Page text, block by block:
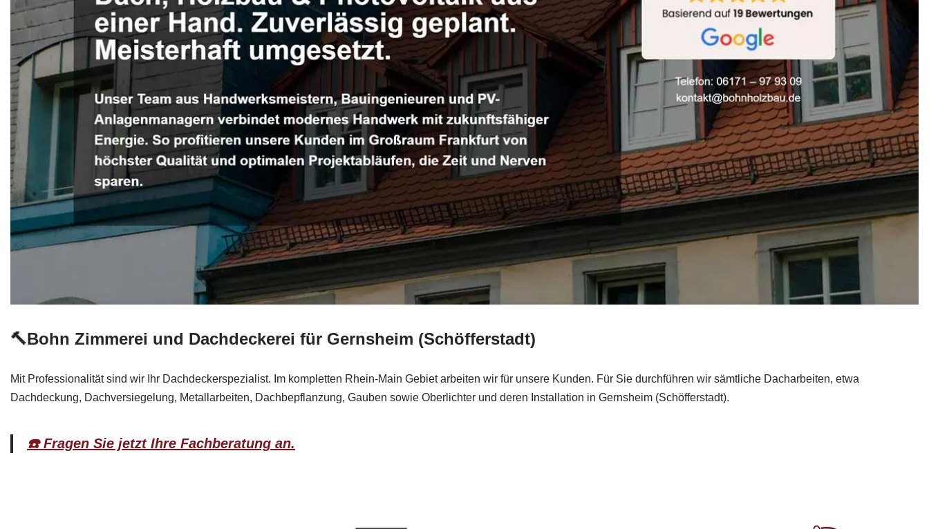
🔨Bohn Zimmerei und Dachdeckerei für Gernsheim (Schöfferstadt)
Mit Professionalität sind wir Ihr Dachdeckerspezialist. Im kompletten Rhein-Main Gebiet arbeiten wir für unsere Kunden. Für Sie durchführen wir sämtliche Dacharbeiten, etwa
Dachdeckung, Dachversiegelung, Metallarbeiten, Dachbepflanzung, Gauben sowie Oberlichter und deren Installation in Gernsheim (Schöfferstadt).
☎️ Fragen Sie jetzt Ihre Fachberatung an.